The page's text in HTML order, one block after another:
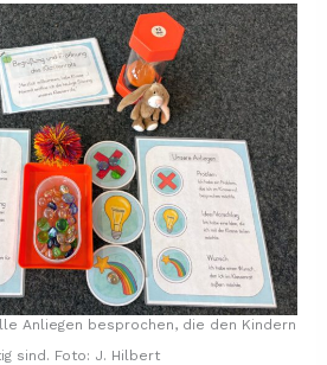
Anliegen besprochen, die den Kindern
sind. Foto: J. Hilbert